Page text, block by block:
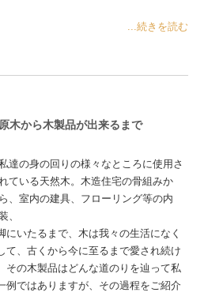
...続きを読む
原木から木製品が出来るまで
達の身の回りの様々なところに使用さ
ている天然木。木造住宅の骨組みか
ら、室内の建具、フローリング等の内
、
にいたるまで、木は我々の生活になく
て、古くから今に至るまで愛され続け
その木製品はどんな道のりを辿って私
例ではありますが、その過程をご紹介